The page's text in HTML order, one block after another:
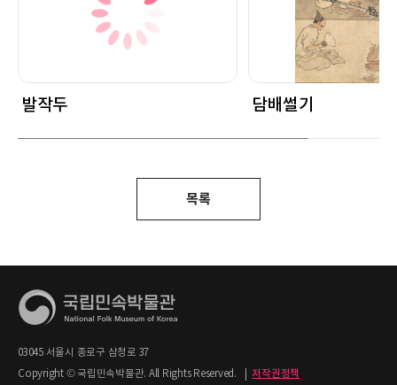
발작두 담배썰기
목록
03045 서울시 종로구 삼청로 37
Copyright © 국립민속박물관. All Rights Reserved.
저작권정책